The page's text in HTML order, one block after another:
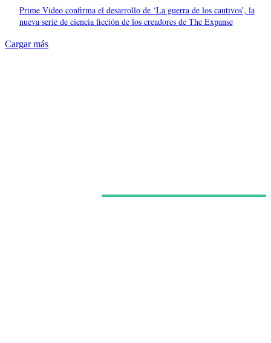
Prime Video confirma el desarrollo de ‘La guerra de los cautivos’, la
nueva serie de ciencia ficción de los creadores de The Expanse
Cargar más